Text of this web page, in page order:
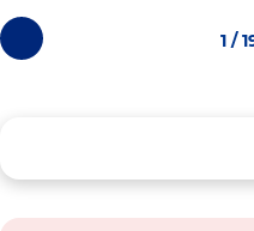
Photos
précédentes
1 /